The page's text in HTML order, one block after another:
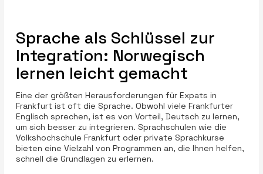
Sprache als Schlüssel zur
Integration: Norwegisch
lernen leicht gemacht
Eine der größten Herausforderungen für Expats in
Frankfurt ist oft die Sprache. Obwohl viele Frankfurter
Englisch sprechen, ist es von Vorteil, Deutsch zu lernen,
um sich besser zu integrieren. Sprachschulen wie die
Volkshochschule Frankfurt oder private Sprachkurse
bieten eine Vielzahl von Programmen an, die Ihnen helfen,
schnell die Grundlagen zu erlernen.